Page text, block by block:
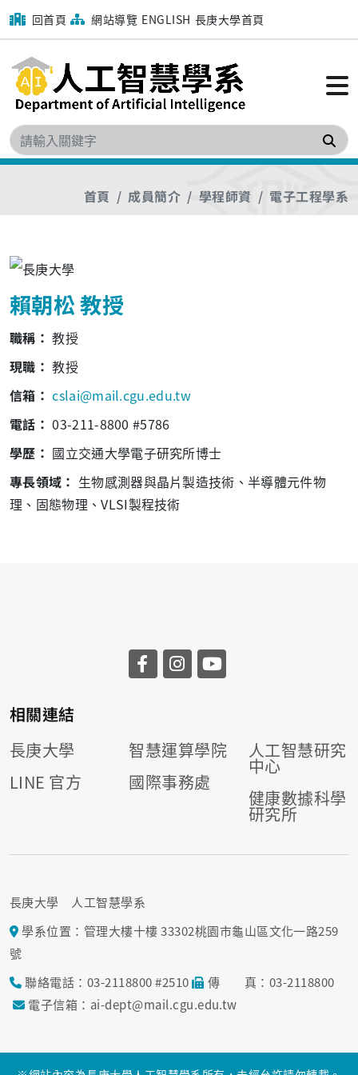
回首頁 網站導覽 ENGLISH 長庚大學首頁
搜
首頁 成員簡介 學程師資 電子工程學系
賴朝松 教授
職稱： 教授
現職： 教授
信箱： cslai@mail.cgu.edu.tw
電話： 03-211-8800 #5786
學歷： 國立交通大學電子研究所博士
專長領域： 生物感測器與晶片製造技術、半導體元件物
理、固態物理、VLSI製程技術
相關連結
長庚大學
LINE 官方
智慧運算學院
國際事務處
人工智慧研究
中心
健康數據科學
研究所
長庚大學 人工智慧學系
學系位置：管理大樓十樓 33302桃園市龜山區文化一路259
號
聯絡電話：03-2118800 #2510
傳 真：03-2118800
電子信箱：ai-dept@mail.cgu.edu.tw